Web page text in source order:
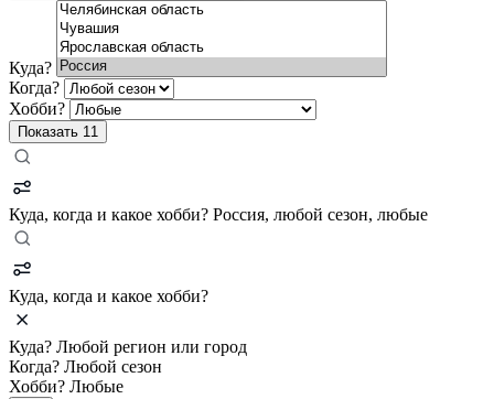
Куда?
Когда?
Хобби?
Показать 11
Куда, когда и какое хобби? Россия, любой сезон, любые
Куда, когда и какое хобби?
Куда? Любой регион или город
Когда? Любой сезон
Хобби? Любые